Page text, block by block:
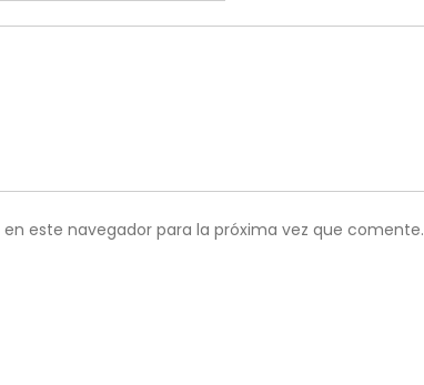
este navegador para la próxima vez que comente.